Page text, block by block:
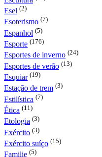
Esel (2)
Esoterismo (7)
Espanhol (5)
Esporte (176)
Esportes de inverno (24)
Esportes de verão (13)
Esquiar (19)
Estação de trem (3)
Estilística (7)
Ética (11)
Etologia (3)
Exército (3)
Exército suíço (15)
Familie (5)